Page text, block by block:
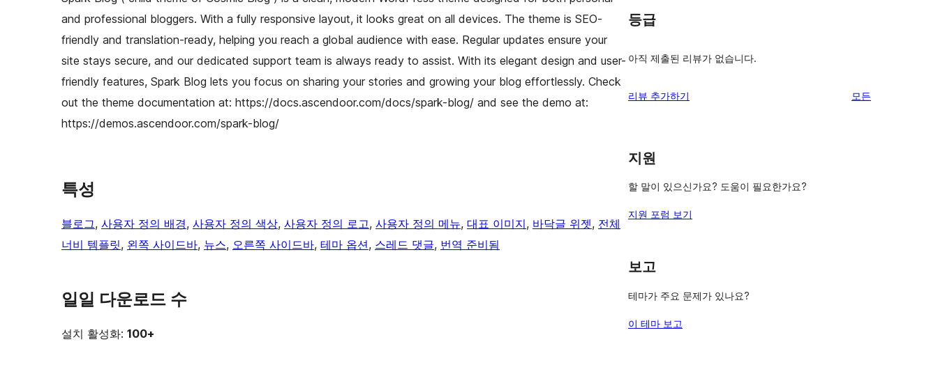
and professional bloggers. With a fully responsive layout, it looks great on all devices. The theme is SEO-
friendly and translation-ready, helping you reach a global audience with ease. Regular updates ensure your
site stays secure, and our dedicated support team is always ready to assist. With its elegant design and user-
friendly features, Spark Blog lets you focus on sharing your stories and growing your blog effortlessly. Check
out the theme documentation at: https://docs.ascendoor.com/docs/spark-blog/ and see the demo at:
https://demos.ascendoor.com/spark-blog/
특성
블로그, 사용자 정의 배경, 사용자 정의 색상, 사용자 정의 로고, 사용자 정의 메뉴, 대표 이미지, 바닥글 위젯, 전체
너비 템플릿, 왼쪽 사이드바, 뉴스, 오른쪽 사이드바, 테마 옵션, 스레드 댓글, 번역 준비됨
일일 다운로드 수
설치 활성화: 100+
등급
아직 제출된 리뷰가 없습니다.
리뷰 추가하기 모든
지원
할 말이 있으신가요? 도움이 필요한가요?
지원 포럼 보기
보고
테마가 주요 문제가 있나요?
이 테마 보고